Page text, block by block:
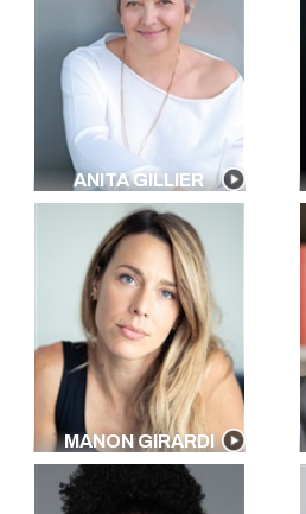
ANITA GILLIER
MANON GIRARDI